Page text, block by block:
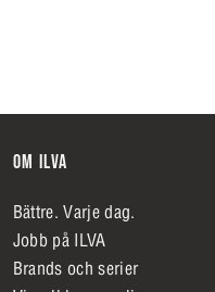
OM ILVA
Bättre. Varje dag.
Jobb på ILVA
Brands och serier